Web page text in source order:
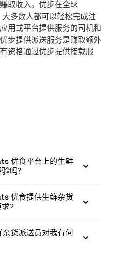
取收入。优步在全球
多数人都可以轻松完成注
用或平台提供服务的司机和
步提供派送服务是赚取额外
资格通过优步提供接载服
优食平台上的生鲜
吗？
优食提供生鲜杂货
？
货派送员对我有何